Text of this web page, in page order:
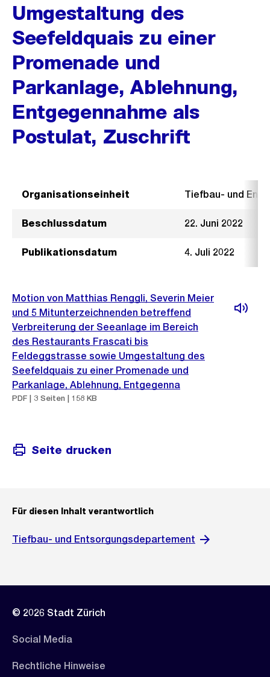
Umgestaltung des
Seefeldquais zu einer
Promenade und
Parkanlage, Ablehnung,
Entgegennahme als
Postulat, Zuschrift
Organisationseinheit Tiefbau- und
Beschlussdatum 22. Juni 2022
Publikationsdatum 4. Juli 2022
Motion von Matthias Renggli, Severin Meier
und 5 Mitunterzeichnenden betreffend
Verbreiterung der Seeanlage im Bereich
des Restaurants Frascati bis
Feldeggstrasse sowie Umgestaltung des
Seefeldquais zu einer Promenade und
Parkanlage, Ablehnung, Entgegenna
PDF | 3 Seiten | 158 KB
Seite drucken
Für diesen Inhalt verantwortlich
Tiefbau- und Entsorgungsdepartement
© 2026 Stadt Zürich
Social Media
Rechtliche Hinweise